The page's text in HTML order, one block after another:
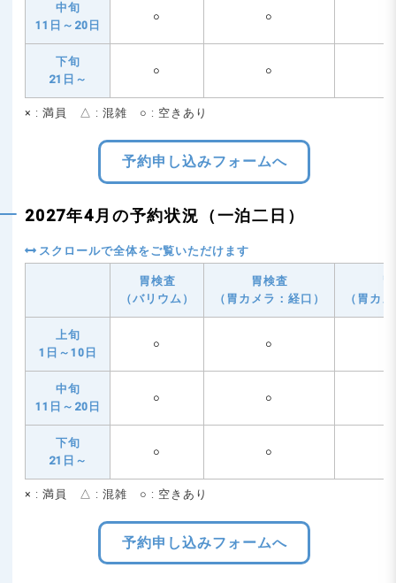
中旬
11日～20日
○ ○
下旬
21日～
○ ○
× : 満員 △ : 混雑 ○ : 空きあり
予約申し込みフォームへ
2027年4月の予約状況（一泊二日）
胃検査
（バリウム）
胃検査
（胃カメラ：経口）
（胃カ
上旬
1日～10日
○ ○
中旬
11日～20日
○ ○
下旬
21日～
○ ○
× : 満員 △ : 混雑 ○ : 空きあり
予約申し込みフォームへ